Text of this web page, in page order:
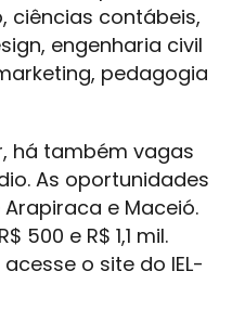
ciências contábeis,
engenharia civil
pedagogia
há também vagas
As oportunidades
e Maceió.
500 e R$ 1,1 mil.
o site do IEL-